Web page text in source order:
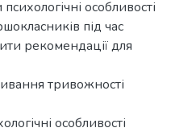
особливості
під час
рекомендації для
тривожності
особливості